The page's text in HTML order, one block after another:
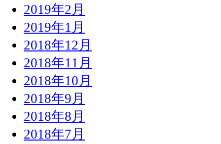
2019年2月
2019年1月
2018年12月
2018年11月
2018年10月
2018年9月
2018年8月
2018年7月